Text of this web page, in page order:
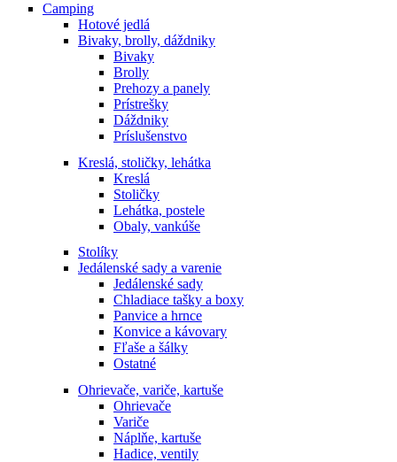
Camping
Hotové jedlá
Bivaky, brolly, dáždniky
Bivaky
Brolly
Prehozy a panely
Prístrešky
Dáždniky
Príslušenstvo
Kreslá, stoličky, lehátka
Kreslá
Stoličky
Lehátka, postele
Obaly, vankúše
Stolíky
Jedálenské sady a varenie
Jedálenské sady
Chladiace tašky a boxy
Panvice a hrnce
Konvice a kávovary
Fľaše a šálky
Ostatné
Ohrievače, variče, kartuše
Ohrievače
Variče
Náplňe, kartuše
Hadice, ventily